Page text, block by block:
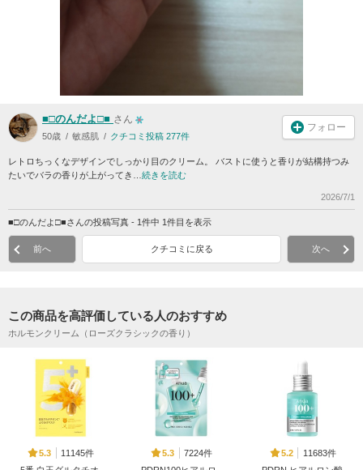
■□のんだよ□■ さん
50歳 敏感肌 クチコミ投稿 277件
フォロー
レトロちっくなデザインでしっかり目のクリーム。 バストに使うと香りが結構持つみ
たいでバラの香りが上がってき… 続きを読む
2026/7/1
■□のんだよ□■さんの投稿写真 - 1件中 1件目を表示
前へ クチコミに戻る 次へ
この商品を高評価している人のおすすめ
ホルモンクリーム（ローズクラシックの香り）
5.3
11145件
5.3
7224件
5.2
11683件